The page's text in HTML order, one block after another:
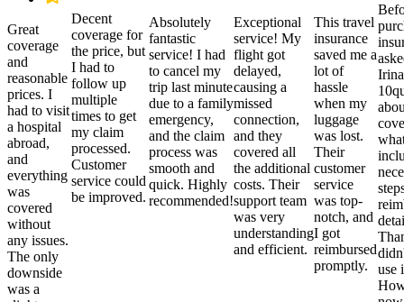
Great
coverage
and
reasonable
prices. I
had to visit
a hospital
abroad,
and
everything
was
covered
without
any issues.
The only
downside
was a
Decent
coverage for
the price, but
I had to
follow up
multiple
times to get
my claim
processed.
Customer
service could
be improved.
Absolutely
fantastic
service! I had
to cancel my
trip last minute
due to a family
emergency,
and the claim
process was
smooth and
quick. Highly
recommended!
Exceptional
service! My
flight got
delayed,
causing a
missed
connection,
and they
covered all
the additional
costs. Their
support team
was very
understanding
and efficient.
This travel
insurance
saved me a
lot of
hassle
when my
luggage
was lost.
Their
customer
service
was top-
notch, and
I got
reimbursed
promptly.
use